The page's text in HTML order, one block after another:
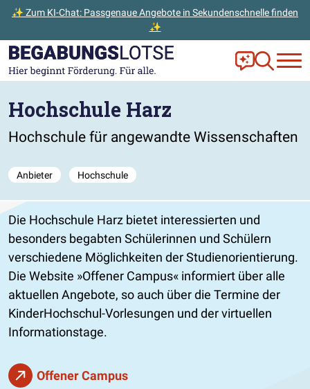
✨ Zum KI-Chat: Passgenaue Angebote in Sekundenschnelle finden
✨
Zum Hauptinhalt der Seite springen
Zur Startseite gehen Frag Ella!
Zur
Hochschule Harz
Hochschule für angewandte Wissenschaften
Anbieter Hochschule
Die Hochschule Harz bietet interessierten und
besonders begabten Schülerinnen und Schülern
verschiedene Möglichkeiten der Studienorientierung.
Die Website
Offener Campus
informiert über alle
aktuellen Angebote, so auch über die Termine der
KinderHochschul-Vorlesungen und der virtuellen
Informationstage.
Offener Campus